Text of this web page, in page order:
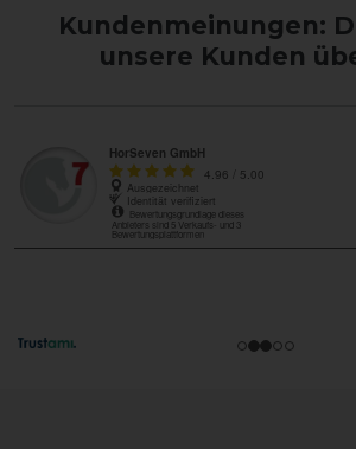
Kundenmeinungen:
unsere Kunden